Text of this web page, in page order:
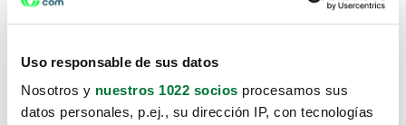
Uso responsable de sus datos
Nosotros y nuestros 1022 socios procesamos sus
datos personales, p.ej., su dirección IP, con tecnologías